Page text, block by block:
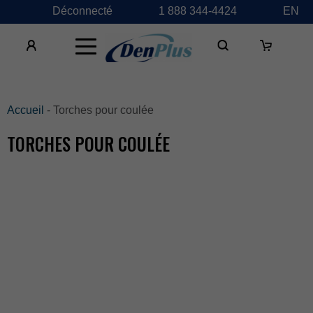
Déconnecté 1888344-4424 EN
×
Accueil -Torchespourcoulée
TORCHESPOURCOULÉE